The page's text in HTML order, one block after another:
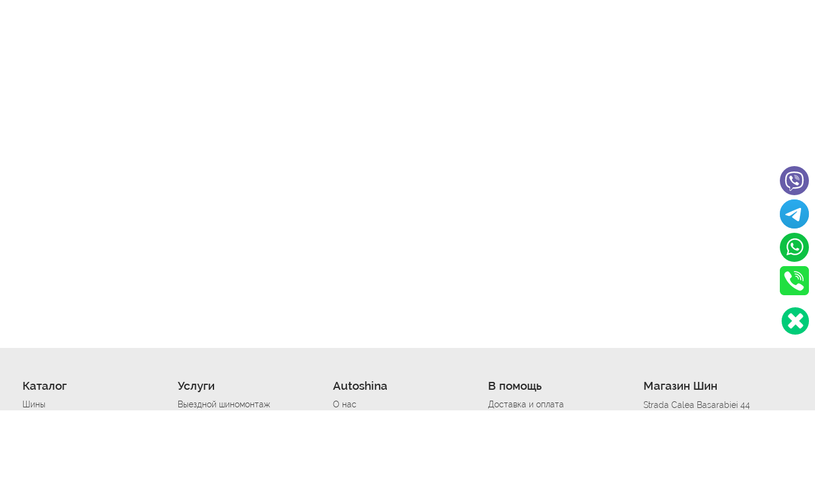
Каталог
Шины
Услуги
Выездной шиномонтаж
Autoshina
О нас
В помощь
Доставка и оплата
Магазин Шин
Strada Calea Basarabiei 44